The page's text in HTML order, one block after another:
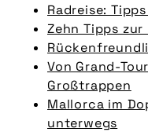
Radreise:
Zehn Tipps
Von Grand-
Großtrappen
Mallorca im
unterwegs